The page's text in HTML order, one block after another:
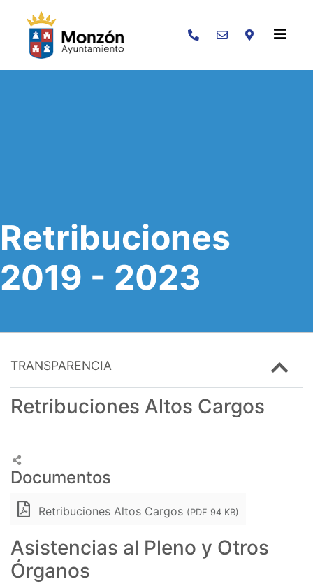
Buscar
Retribuciones
2019 - 2023
TRANSPARENCIA
Retribuciones Altos Cargos
Documentos
Retribuciones Altos Cargos (PDF 94 KB)
Asistencias al Pleno y Otros
Órganos